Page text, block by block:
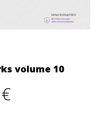
volume 10